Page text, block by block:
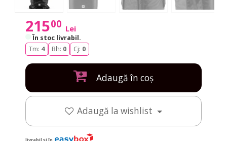
21500 Lei
În stoc livrabil.
Tm: 4 Bh: 0 Cj: 0
Adaugă în coș
Adaugă la wishlist